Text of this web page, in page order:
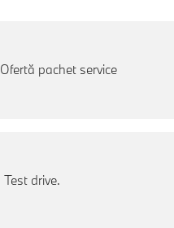
Ofertă pachet service
Test drive.